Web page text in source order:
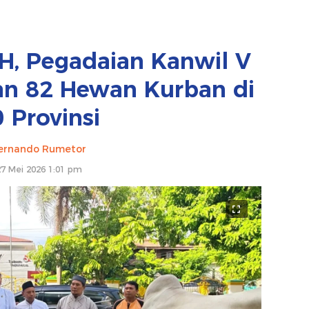
Pegadaian Kanwil V
82 Hewan Kurban di
Provinsi
Rumetor
Mei 2026 1:01 pm